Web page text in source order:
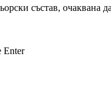
състав, очаквана
Enter